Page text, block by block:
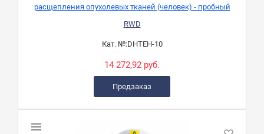
расщепления опухолевых тканей (человек) - пробный
RWD
Кат. №:DHTEH-10
14 272,92 руб.
Предзаказ